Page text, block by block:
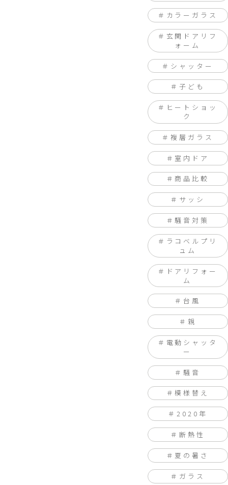
カラーガラス
玄関ドアリフ
ォーム
シャッター
子ども
ヒートショッ
ク
複層ガラス
室内ドア
商品比較
サッシ
騒音対策
ラコベルプリ
ュム
ドアリフォー
ム
台風
親
電動シャッタ
ー
騒音
模様替え
2020年
断熱性
夏の暑さ
ガラス